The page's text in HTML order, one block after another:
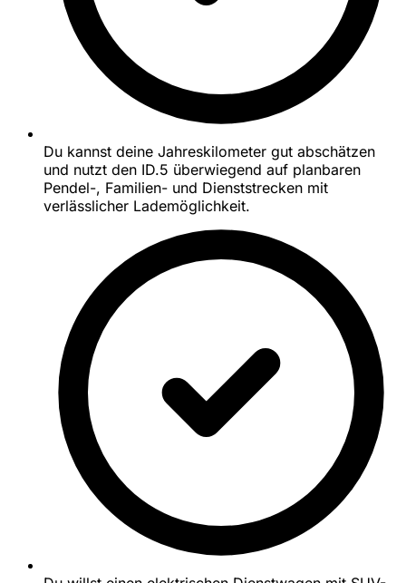
Du kannst deine Jahreskilometer gut abschätzen
und nutzt den ID.5 überwiegend auf planbaren
Pendel-, Familien- und Dienststrecken mit
verlässlicher Lademöglichkeit.